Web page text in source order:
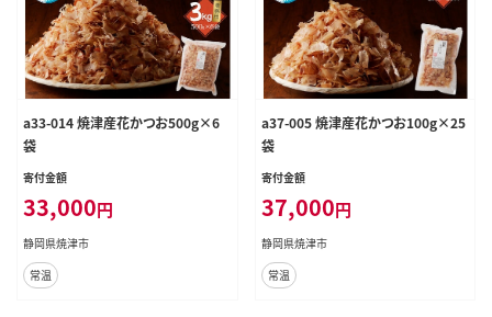
a33-014 焼津産花かつお500g×6
袋
寄付金額
33,000円
静岡県焼津市
常温
a37-005 焼津産花かつお100g×25
袋
寄付金額
37,000円
静岡県焼津市
常温